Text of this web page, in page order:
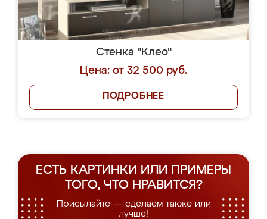
Стенка "Клео"
Цена: от 32 500 руб.
ПОДРОБНЕЕ
ЕСТЬ КАРТИНКИ ИЛИ ПРИМЕРЫ
ТОГО, ЧТО НРАВИТСЯ?
Присылайте — сделаем также или
лучше!